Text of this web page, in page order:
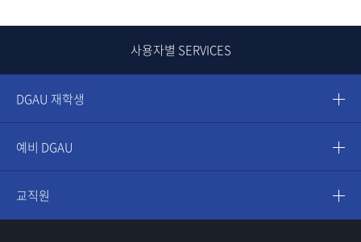
사용자별 SERVICES
DGAU 재학생
예비 DGAU
교직원